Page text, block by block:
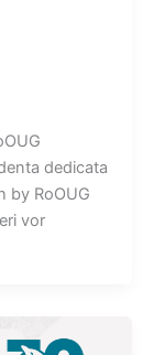
dedicata
by RoOUG
vor